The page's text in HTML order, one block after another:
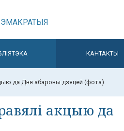
КАНТАКТЫ
да Дня абароны дзяцей (фота)
акцыю да